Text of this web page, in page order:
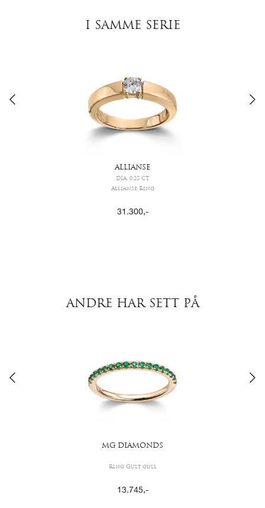
I SAMME SERIE
ALLIANSE
DIA. 0,25 CT.
Allianse Ring
31.300,-
ANDRE HAR SETT PÅ
MG DIAMONDS
Ring Gult gull
13.745,-